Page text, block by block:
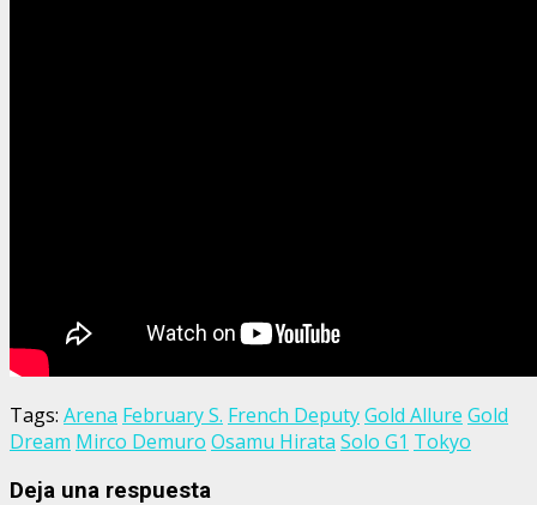
Tags: Arena February S. French DeputyGold Allure Gold
Dream Mirco Demuro Osamu Hirata Solo G1 Tokyo
Deja una respuesta